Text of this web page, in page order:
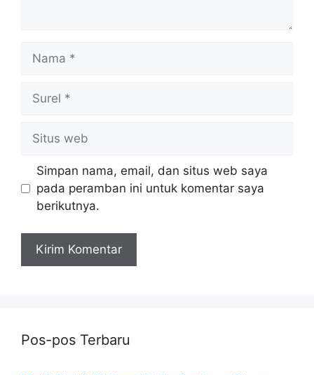
Nama
Surel
Situs
web
Simpan nama, email, dan situs web saya
pada peramban ini untuk komentar saya
berikutnya.
Pos-pos Terbaru